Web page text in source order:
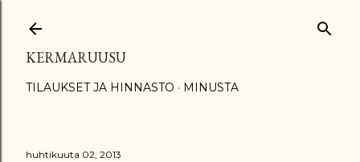
KERMARUUSU
TILAUKSET JA HINNASTO MINUSTA
huhtikuuta 02, 2013